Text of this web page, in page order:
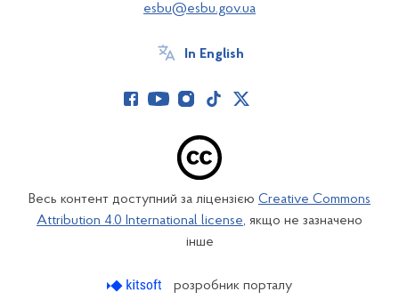
esbu@esbu.gov.ua
In English
Весь контент доступний за ліцензією Creative Commons
Attribution 4.0 International license, якщо не зазначено
інше
розробник порталу